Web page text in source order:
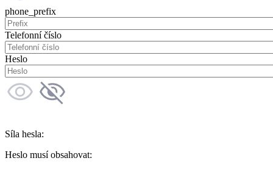
phone_prefix
Telefonní číslo
Heslo
Síla hesla:
Heslo musí obsahovat: